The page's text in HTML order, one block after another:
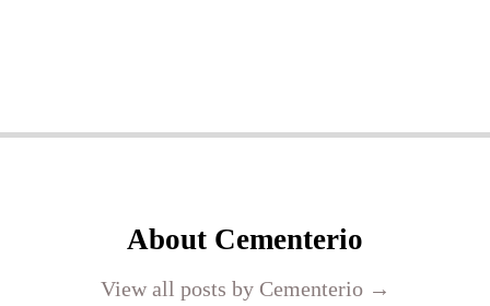
About Cementerio
View all posts by Cementerio →